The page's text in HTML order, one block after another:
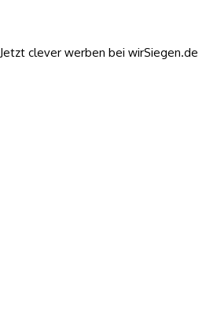
Jetzt clever werben bei wirSiegen.de